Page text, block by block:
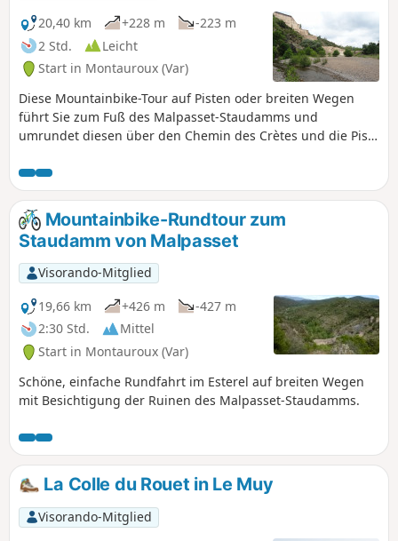
20,40 km
+228 m
-223 m
2 Std.
Leicht
Start in Montauroux (Var)
Diese Mountainbike-Tour auf Pisten oder breiten Wegen
führt Sie zum Fuß des Malpasset-Staudamms und
umrundet diesen über den Chemin des Crètes und die Piste
Mountainbike-Rundtour zum
Staudamm von Malpasset
Visorando-Mitglied
19,66 km
+426 m
-427 m
2:30 Std.
Mittel
Start in Montauroux (Var)
Schöne, einfache Rundfahrt im Esterel auf breiten Wegen
mit Besichtigung der Ruinen des Malpasset-Staudamms.
La Colle du Rouet in Le Muy
Visorando-Mitglied